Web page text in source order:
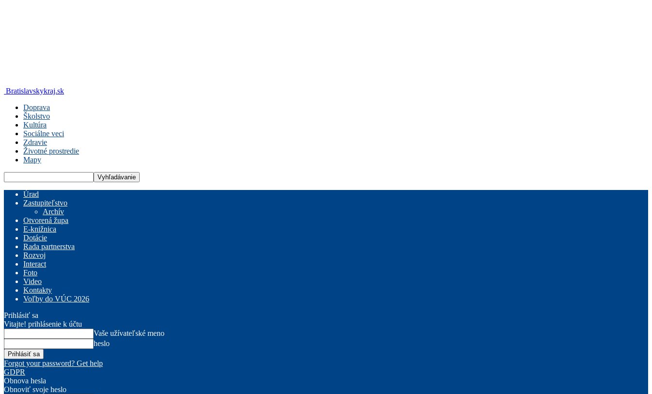
Bratislavskykraj.sk
Doprava
Školstvo
Kultúra
Sociálne veci
Zdravie
Životné prostredie
Mapy
Úrad
Zastupiteľstvo
Archív
Otvorená župa
E-knižnica
Dotácie
Rada partnerstva
Rozvoj
Interact
Foto
Video
Kontakty
Voľby do VÚC 2026
Prihlásiť sa
Vitajte! prihlásenie k účtu
Vaše užívateľské meno
heslo
Forgot your password? Get help
GDPR
Obnova hesla
Obnoviť svoje heslo